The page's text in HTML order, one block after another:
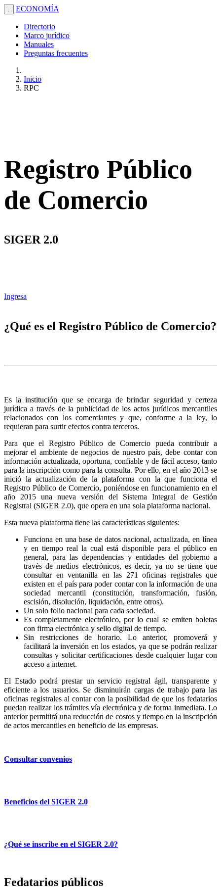
. ECONOMÍA
Directorio
Marco jurídico
Manuales
Preguntas frecuentes
Inicio
RPC
Registro Público
de Comercio
SIGER 2.0
Ingresa
¿Qué es el Registro Público de Comercio?
Es la institución que se encarga de brindar seguridad y certeza
jurídica a través de la publicidad de los actos jurídicos mercantiles
relacionados con los comerciantes y que, conforme a la ley, lo
requieran para surtir efectos contra terceros.
Para que el Registro Público de Comercio pueda contribuir a
mejorar el ambiente de negocios de nuestro país, debe contar con
información actualizada, oportuna, confiable y de fácil acceso, tanto
para la inscripción como para la consulta. Por ello, en el año 2013 se
inició la actualización de la plataforma con la que funciona el
Registro Público de Comercio, poniéndose en funcionamiento en el
año 2015 una nueva versión del Sistema Integral de Gestión
Registral (SIGER 2.0), que opera en una sola plataforma nacional.
Esta nueva plataforma tiene las características siguientes:
Funciona en una base de datos nacional, actualizada, en línea
y en tiempo real la cual está disponible para el público en
general, para las dependencias y entidades del gobierno a
través de medios electrónicos, es decir, ya no se tiene que
consultar en ventanilla en las 271 oficinas registrales que
existen en el país para poder contar con la información de una
sociedad mercantil (constitución, transformación, fusión,
escisión, disolución, liquidación, entre otros).
Un solo folio nacional para cada sociedad.
Es completamente electrónico, por lo cual se emiten boletas
con firma electrónica y sello digital de tiempo.
Sin restricciones de horario. Lo anterior, promoverá y
facilitará la inversión en los estados, ya que se podrán realizar
consultas y solicitar certificaciones desde cualquier lugar con
acceso a internet.
El Estado podrá prestar un servicio registral ágil, transparente y
eficiente a los usuarios. Se disminuirán cargas de trabajo para las
oficinas registrales al contar con la posibilidad de que los fedatarios
puedan realizar los trámites vía electrónica y de forma inmediata. Lo
anterior permitirá una reducción de costos y tiempo en la inscripción
de actos mercantiles en beneficio de las empresas.
Consultar convenios
Beneficios del SIGER 2.0
¿Qué se inscribe en el SIGER 2.0?
Fedatarios públicos